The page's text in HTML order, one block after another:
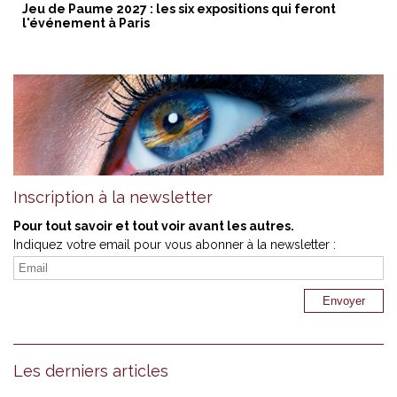
Jeu de Paume 2027 : les six expositions qui feront
l'événement à Paris
Inscription à la newsletter
Pour tout savoir et tout voir avant les autres.
Indiquez votre email pour vous abonner à la newsletter :
Les derniers articles